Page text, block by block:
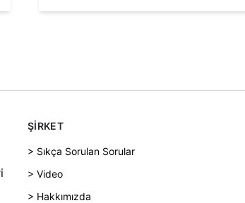
ŞIRKET
> Sıkça Sorulan Sorular
> Video
> Hakkımızda